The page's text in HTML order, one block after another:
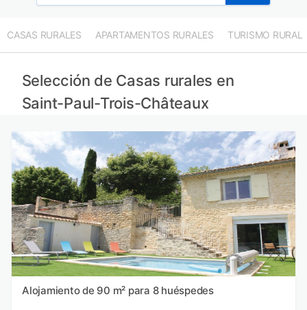
CASAS RURALES APARTAMENTOS RURALES TURISMO RURAL
Selección de Casas rurales en
Saint-Paul-Trois-Châteaux
Alojamiento de 90 m² para 8 huéspedes